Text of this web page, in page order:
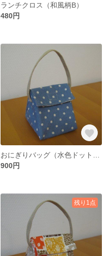
ランチクロス（和風柄B）
480円
900円
残り1点